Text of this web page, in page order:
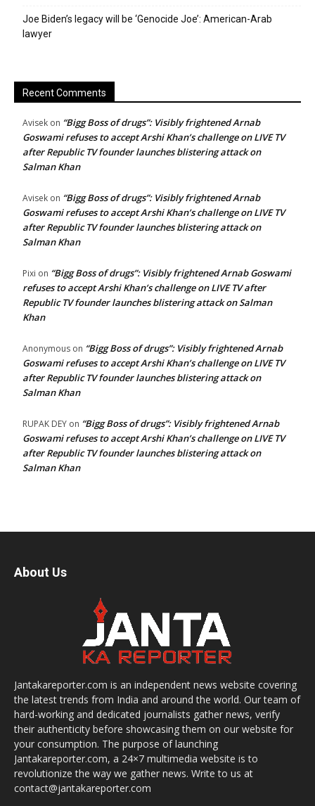
Joe Biden’s legacy will be ‘Genocide Joe’: American-Arab
lawyer
Recent Comments
Avisek on “Bigg Boss of drugs”: Visibly frightened Arnab
Goswami refuses to accept Arshi Khan’s challenge on LIVE TV
after Republic TV founder launches blistering attack on
Salman Khan
Avisek on “Bigg Boss of drugs”: Visibly frightened Arnab
Goswami refuses to accept Arshi Khan’s challenge on LIVE TV
after Republic TV founder launches blistering attack on
Salman Khan
Pixi on “Bigg Boss of drugs”: Visibly frightened Arnab Goswami
refuses to accept Arshi Khan’s challenge on LIVE TV after
Republic TV founder launches blistering attack on Salman
Khan
Anonymous on “Bigg Boss of drugs”: Visibly frightened Arnab
Goswami refuses to accept Arshi Khan’s challenge on LIVE TV
after Republic TV founder launches blistering attack on
Salman Khan
RUPAK DEY on “Bigg Boss of drugs”: Visibly frightened Arnab
Goswami refuses to accept Arshi Khan’s challenge on LIVE TV
after Republic TV founder launches blistering attack on
Salman Khan
About Us
Jantakareporter.com is an independent news website covering
the latest trends from India and around the world. Our team of
hard-working and dedicated journalists gather news, verify
their authenticity before showcasing them on our website for
your consumption. The purpose of launching
Jantakareporter.com, a 24×7 multimedia website is to
revolutionize the way we gather news. Write to us at
contact@jantakareporter.com